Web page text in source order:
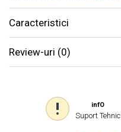
Caracteristici
Review-uri (0)
infO
Suport Tehnic